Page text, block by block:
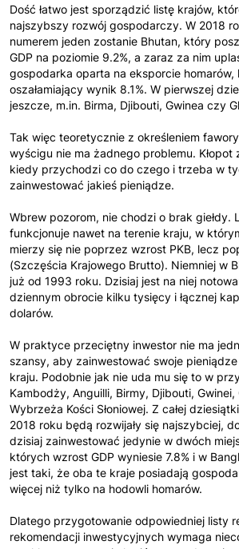
Dość łatwo jest sporządzić listę krajów,
najszybszy rozwój gospodarczy. W 2018
numerem jeden zostanie Bhutan, który
GDP na poziomie 9.2%, a zaraz za nim
gospodarka oparta na eksporcie
oszałamiający wynik 8.1%. W pierwszej
jeszcze, m.in. Birma, Djibouti, Gwinea czy
Tak więc teoretycznie z określeniem
wyścigu nie ma żadnego problemu. Kłopot
kiedy przychodzi co do czego i trzeba w
zainwestować jakieś pieniądze.
Wbrew pozorom, nie chodzi o brak giełdy.
funkcjonuje nawet na terenie kraju, w
mierzy się nie poprzez wzrost PKB, lecz
(Szczęścia Krajowego Brutto). Niemniej w
już od 1993 roku. Dzisiaj jest na niej
dziennym obrocie kilku tysięcy i łącznej
dolarów.
W praktyce przeciętny inwestor nie ma
szansy, aby zainwestować swoje
kraju. Podobnie jak nie uda mu się to w
Kambodży, Anguilli, Birmy, Djibouti,
Wybrzeża Kości Słoniowej. Z całej
2018 roku będą rozwijały się najszybciej,
dzisiaj zainwestować jedynie w dwóch
których wzrost GDP wyniesie 7.8% i w
jest taki, że oba te kraje posiadają
więcej niż tylko na hodowli homarów.
Dlatego przygotowanie odpowiedniej listy
rekomendacji inwestycyjnych wymaga